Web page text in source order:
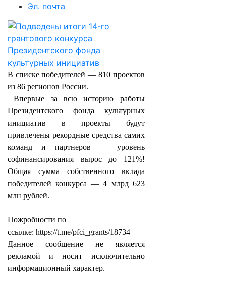
Эл. почта
В списке победителей — 810 проектов
из 86 регионов России.
Впервые за всю историю работы
Президентского фонда культурных
инициатив в проекты будут
привлечены рекордные средства самих
команд и партнеров — уровень
софинансирования вырос до 121%!
Общая сумма собственного вклада
победителей конкурса — 4 млрд 623
млн рублей.
Пожробности по
ссылке: https://t.me/pfci_grants/18734
Данное сообщение не является
рекламой и носит исключительно
информационный характер.